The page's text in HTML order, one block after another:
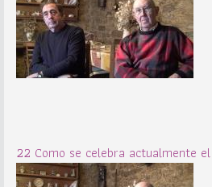
22 Como se celebra actualmente